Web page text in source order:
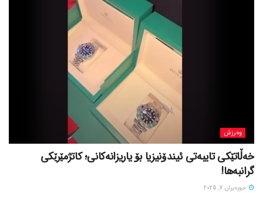
وەرزش
خەڵاتێکی تایبەتی ئیندۆنیزیا بۆ یاریزانەکانی؛ کاتژمێرێکی
گرانبەها!
حوزه‌یران 7, 2025